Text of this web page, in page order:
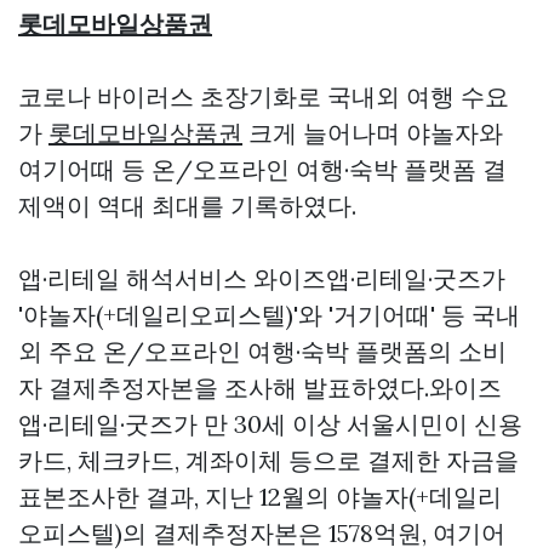
롯데모바일상품권
코로나 바이러스 초장기화로 국내외 여행 수요
가 롯데모바일상품권 크게 늘어나며 야놀자와
여기어때 등 온/오프라인 여행·숙박 플랫폼 결
제액이 역대 최대를 기록하였다.
앱·리테일 해석서비스 와이즈앱·리테일·굿즈가
'야놀자(+데일리오피스텔)'와 '거기어때' 등 국내
외 주요 온/오프라인 여행·숙박 플랫폼의 소비
자 결제추정자본을 조사해 발표하였다.와이즈
앱·리테일·굿즈가 만 30세 이상 서울시민이 신용
카드, 체크카드, 계좌이체 등으로 결제한 자금을
표본조사한 결과, 지난 12월의 야놀자(+데일리
오피스텔)의 결제추정자본은 1578억원, 여기어